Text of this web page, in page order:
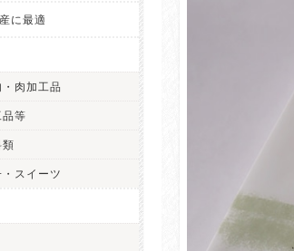
に最適
・肉加工品
品等
類
・スイーツ